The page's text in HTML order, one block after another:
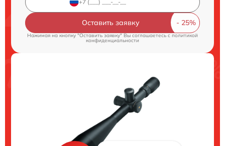
Оставить заявку
Нажимая на кнопку "Оставить заявку" Вы соглашаетесь cполитикой
конфиденциальности